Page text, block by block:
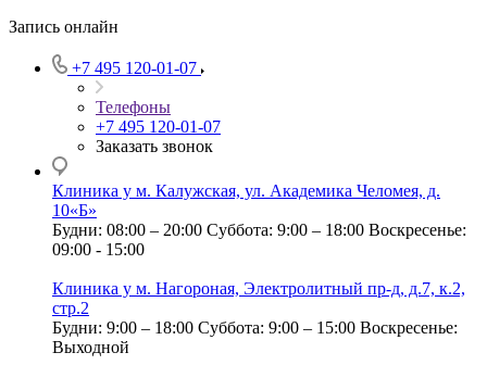
Запись онлайн
+7 495 120-01-07
Телефоны
+7 495 120-01-07
Заказать звонок
Клиника у м. Калужская, ул. Академика Челомея, д.
10«Б»
Будни: 08:00 – 20:00 Суббота: 9:00 – 18:00 Воскресенье:
09:00 - 15:00
Клиника у м. Нагороная, Электролитный пр-д, д.7, к.2,
стр.2
Будни: 9:00 – 18:00 Суббота: 9:00 – 15:00 Воскресенье:
Выходной